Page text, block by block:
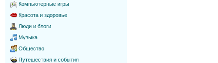
Компьютерные игры
Красота и здоровье
Люди и блоги
Музыка
Общество
Путешествия и события